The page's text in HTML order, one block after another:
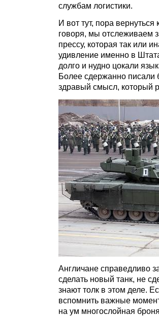
службам логистики.
И вот тут, пора
говоря, мы отслеживаем
прессу, которая так или
удивление именно в
долго и нудно цокали
Более сдержанно писали
здравый смысл, который
Англичане справедливо
сделать новый танк, не
знают толк в этом деле.
вспомнить важные
на ум многослойная